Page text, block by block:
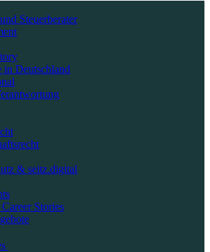
Steuerberater
in Deutschland
& seitz.digital
Stories